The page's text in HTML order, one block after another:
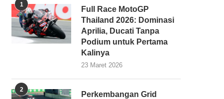
1
Full Race MotoGP
Thailand 2026: Dominasi
Aprilia, Ducati Tanpa
Podium untuk Pertama
Kalinya
23 Maret 2026
2
Perkembangan Grid